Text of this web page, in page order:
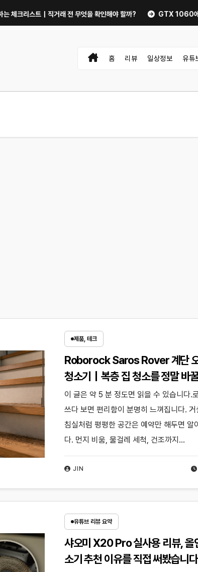
트｜직거래 전 무엇을 확인해야 할까? GTX 1060에서
홈 리뷰 일상정보 유튜
제품, 테크
Roborock Saros Rover 계단
청소기｜복층 집 청소를 정말 바
JIN
이 글은 약 5 분 정도면 읽을 수 있습니다.
쓰다 보면 편리함이 분명히 느껴집니다.
침실처럼 평평한 공간은 예약만 해두면 알
다. 먼지 비움, 물걸레 세척, 건조까지…
유튜브 리뷰 요약
샤오미 X20 Pro 실사용 리뷰, 올
소기 추천 이유를 직접 써봤습니다